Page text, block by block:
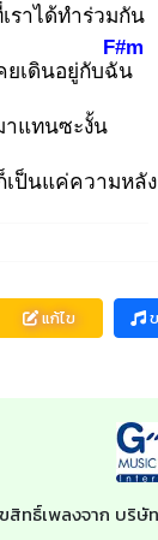
ราได้ทำร่วมกัน
ยเดินอยู่กับฉัน
F#m
าแทนซะงั้น
เป็นแค่ความหลัง
แก้ไข
ทธิ์เพลงจาก บริษั